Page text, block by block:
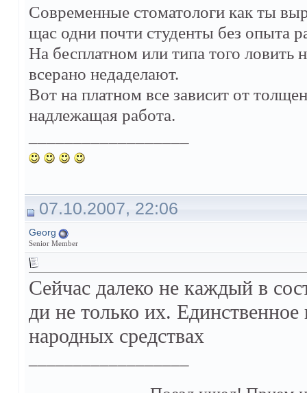
Современные стоматологи как ты
щас одни почти студенты без опыта
На бесплатном или типа того ловить
всерано недаделают.
Вот на платном все зависит от
надлежащая работа.
07.10.2007, 22:06
Georg
Senior Member
Сейчас далеко не каждый в
ди не только их.
народных средствах